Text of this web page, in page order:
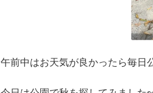
午前中はお天気が良かったら毎日